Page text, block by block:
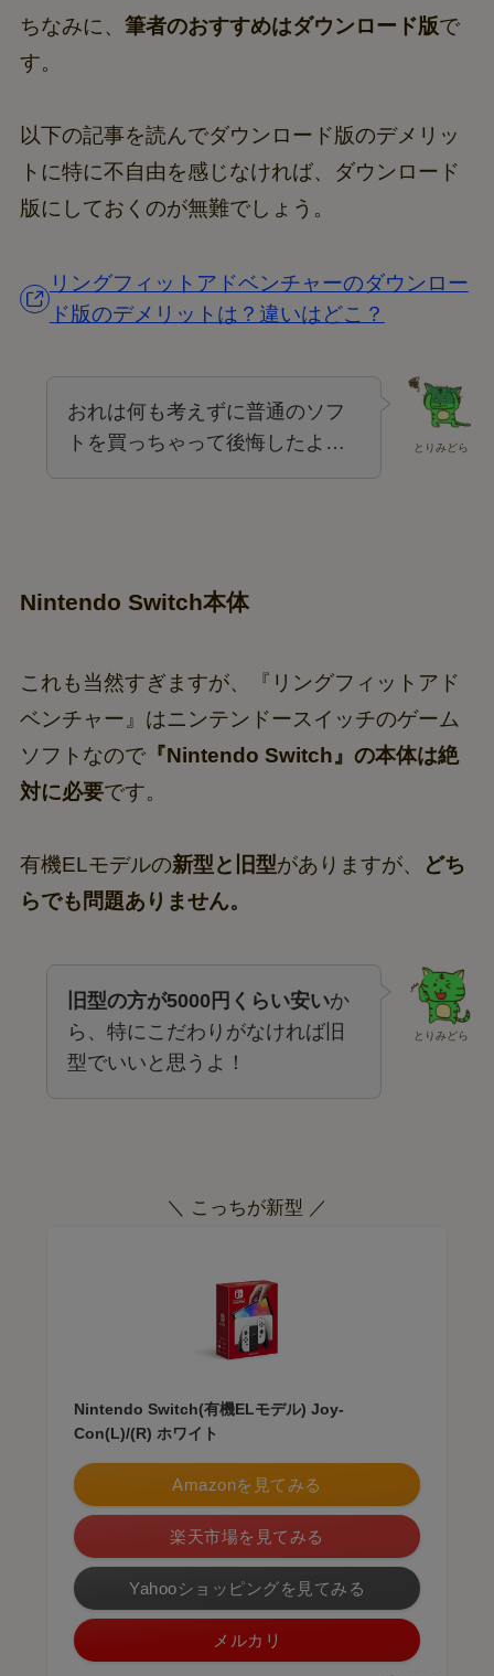
ちなみに、 筆者のおすすめはダウンロード版で
す。
以下の記事を読んでダウンロード版のデメリッ
トに特に不自由を感じなければ、ダウンロード
版にしておくのが無難でしょう。
リングフィットアドベンチャーのダウンロー
ド版のデメリットは？違いはどこ？
とりみどら
おれは何も考えずに普通のソフ
トを買っちゃって後悔したよ…
Nintendo Switch本体
これも当然すぎますが、『リングフィットアド
ベンチャー』はニンテンドースイッチのゲーム
ソフトなので『Nintendo Switch』の本体は絶
対に必要です。
有機ELモデルの新型と旧型がありますが、
どち
らでも問題ありません。
とりみどら
旧型の方が5000円くらい安いか
ら、特にこだわりがなければ旧
型でいいと思うよ！
＼ こっちが新型 ／
Nintendo Switch(有機ELモデル) Joy-
Con(L)/(R) ホワイト
Amazonを見てみる
楽天市場を見てみる
Yahooショッピングを見てみる
メルカリ